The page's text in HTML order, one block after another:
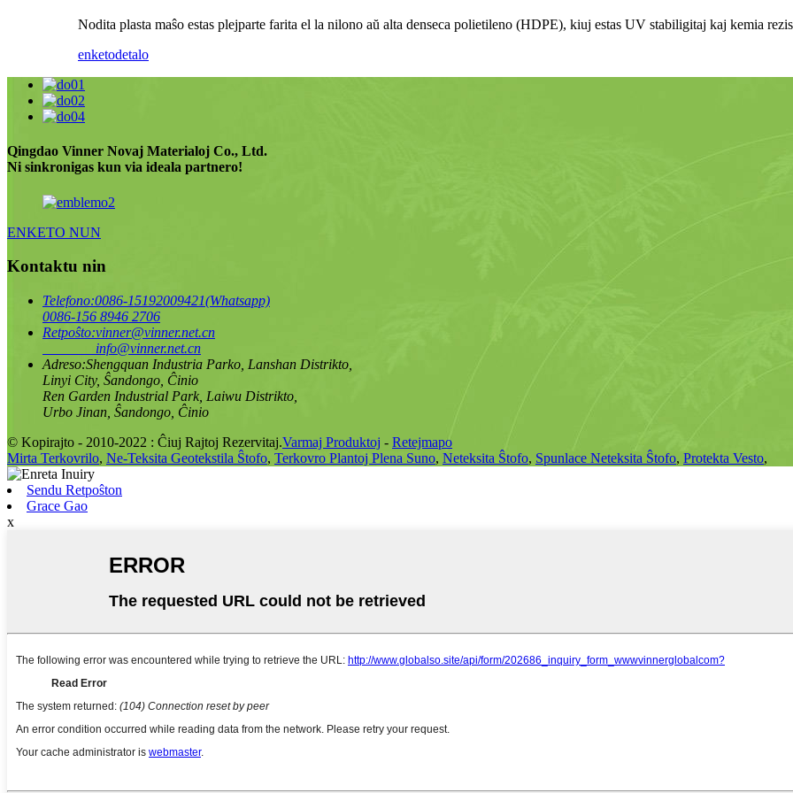
Nodita plasta maŝo estas plejparte farita el la nilono aŭ alta denseca polietileno (HDPE), kiuj estas UV stabiligitaj kaj kemia
enketodetalo
Qingdao Vinner Novaj Materialoj Co., Ltd.
Ni sinkronigas kun via ideala partnero!
ENKETO NUN
Kontaktu nin
Telefono:0086-15192009421(Whatsapp)
0086-156 8946 2706
Retpoŝto:vinner@vinner.net.cn
info@vinner.net.cn
Adreso:Shengquan Industria Parko, Lanshan Distrikto,
Linyi City, Ŝandongo, Ĉinio
Ren Garden Industrial Park, Laiwu Distrikto,
Urbo Jinan, Ŝandongo, Ĉinio
© Kopirajto - 2010-2022 : Ĉiuj Rajtoj Rezervitaj.Varmaj Produktoj - Retejmapo
Mirta Terkovrilo, Ne-Teksita Geotekstila Ŝtofo, Terkovro Plantoj Plena Suno, Neteksita Ŝtofo, Spunlace Neteksita Ŝtofo, Protekta Vesto,
Sendu Retpoŝton
Grace Gao
x